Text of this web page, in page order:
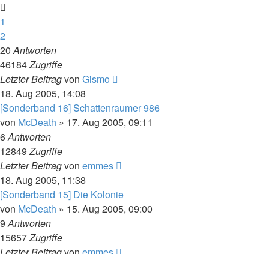
1
2
20Antworten
46184Zugriffe
Letzter Beitragvon Gismo
18. Aug 2005, 14:08
[Sonderband 16] Schattenraumer 986
von McDeath » 17. Aug 2005, 09:11
6Antworten
12849Zugriffe
Letzter Beitragvon emmes
18. Aug 2005, 11:38
[Sonderband 15] Die Kolonie
von McDeath » 15. Aug 2005, 09:00
9Antworten
15657Zugriffe